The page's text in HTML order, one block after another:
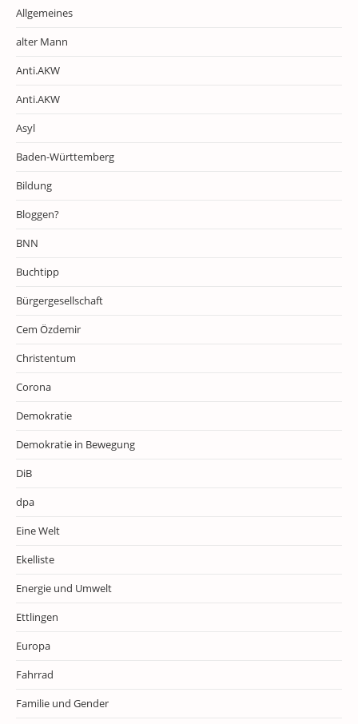
Allgemeines
alter Mann
Anti.AKW
Anti.AKW
Asyl
Baden-Württemberg
Bildung
Bloggen?
BNN
Buchtipp
Bürgergesellschaft
Cem Özdemir
Christentum
Corona
Demokratie
Demokratie in Bewegung
DiB
dpa
Eine Welt
Ekelliste
Energie und Umwelt
Ettlingen
Europa
Fahrrad
Familie und Gender